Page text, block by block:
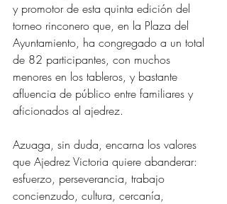
y promotor de esta quinta edición del
torneo rinconero que, en la Plaza del
Ayuntamiento, ha congregado a un total
de 82 participantes, con muchos
menores en los tableros, y bastante
afluencia de público entre familiares y
aficionados al ajedrez.
Azuaga, sin duda, encarna los valores
que Ajedrez Victoria quiere abanderar:
esfuerzo, perseverancia, trabajo
concienzudo, cultura, cercanía,